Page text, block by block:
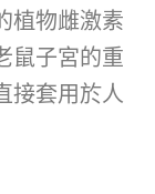
植物雌激素
鼠子宮的重
接套用於人